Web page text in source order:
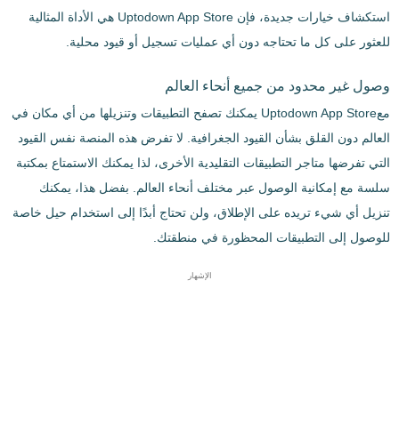
استكشاف خيارات جديدة، فإن Uptodown App Store هي الأداة المثالية
للعثور على كل ما تحتاجه دون أي عمليات تسجيل أو قيود محلية.
وصول غير محدود من جميع أنحاء العالم
معUptodown App Store يمكنك تصفح التطبيقات وتنزيلها من أي مكان في
العالم دون القلق بشأن القيود الجغرافية. لا تفرض هذه المنصة نفس القيود
التي تفرضها متاجر التطبيقات التقليدية الأخرى، لذا يمكنك الاستمتاع بمكتبة
سلسة مع إمكانية الوصول عبر مختلف أنحاء العالم. بفضل هذا، يمكنك
تنزيل أي شيء تريده على الإطلاق، ولن تحتاج أبدًا إلى استخدام حيل خاصة
للوصول إلى التطبيقات المحظورة في منطقتك.
الإشهار